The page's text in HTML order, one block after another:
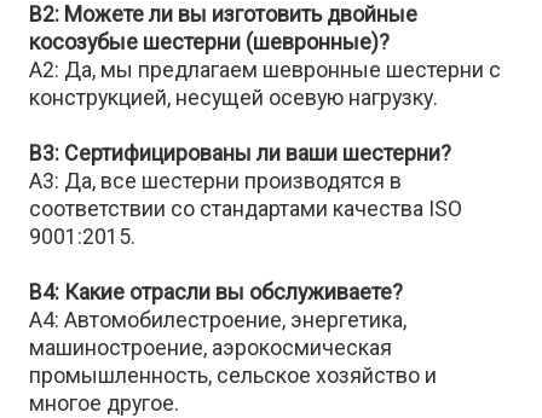
В2: Можете ли вы изготовить двойные
косозубые шестерни (шевронные)?
A2: Да, мы предлагаем шевронные шестерни с
конструкцией, несущей осевую нагрузку.
В3: Сертифицированы ли ваши шестерни?
A3: Да, все шестерни производятся в
соответствии со стандартами качества ISO
9001:2015.
В4: Какие отрасли вы обслуживаете?
A4: Автомобилестроение, энергетика,
машиностроение, аэрокосмическая
промышленность, сельское хозяйство и
многое другое.